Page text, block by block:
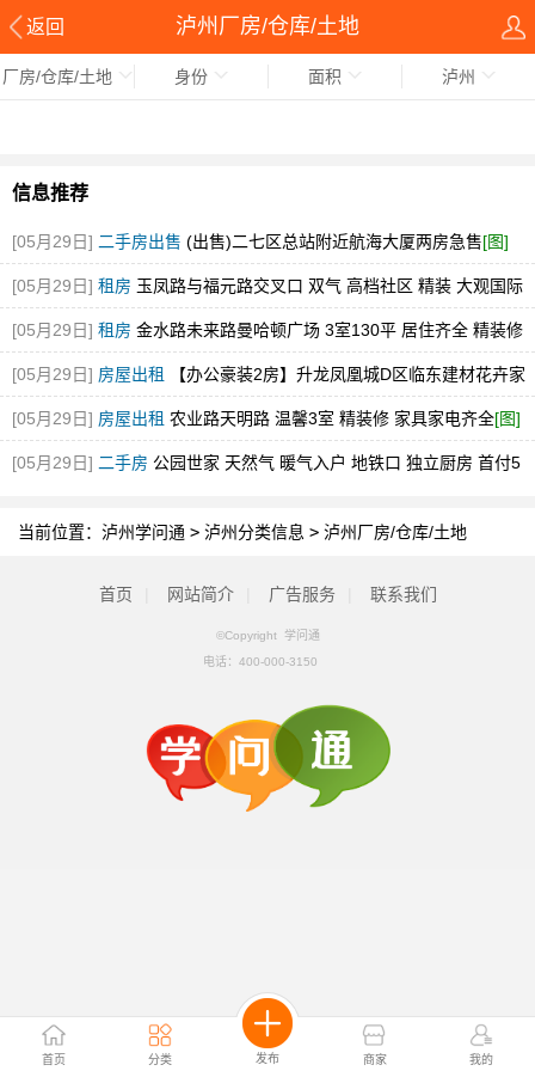
返回 泸州厂房/仓库/土地
首页 分类 发布 商家 我的
厂房/仓库/土地 身份 面积 泸州
信息推荐
[05月29日] 二手房出售 (出售)二七区总站附近航海大厦两房急售[图]
[05月29日] 租房 玉凤路与福元路交叉口 双气 高档社区 精装 大观国际
[图]
[05月29日] 租房 金水路未来路曼哈顿广场 3室130平 居住齐全 精装修
随时看[图]
[05月29日] 房屋出租 【办公豪装2房】升龙凤凰城D区临东建材花卉家
电市场中博旁急租[图]
[05月29日] 房屋出租 农业路天明路 温馨3室 精装修 家具家电齐全[图]
[05月29日] 二手房 公园世家 天然气 暖气入户 地铁口 独立厨房 首付5
当前位置： 泸州学问通 > 泸州分类信息 > 泸州厂房/仓库/土地
首页 网站简介 广告服务 联系我们
©Copyright 学问通
电话： 400-000-3150